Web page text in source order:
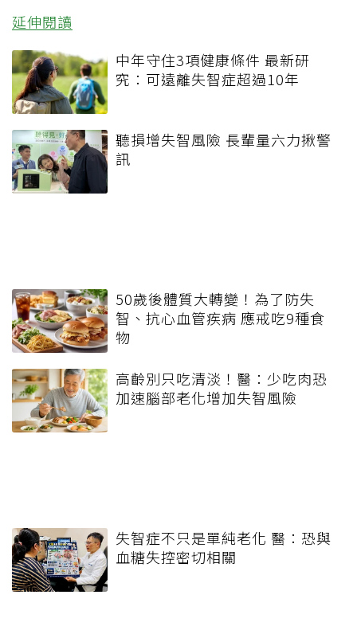
延伸閱讀
中年守住3項健康條件 最新研
究：可遠離失智症超過10年
聽損增失智風險 長輩量六力揪警
訊
50歲後體質大轉變！為了防失
智、抗心血管疾病 應戒吃9種食
物
高齡別只吃清淡！醫：少吃肉恐
加速腦部老化增加失智風險
失智症不只是單純老化 醫：恐與
血糖失控密切相關